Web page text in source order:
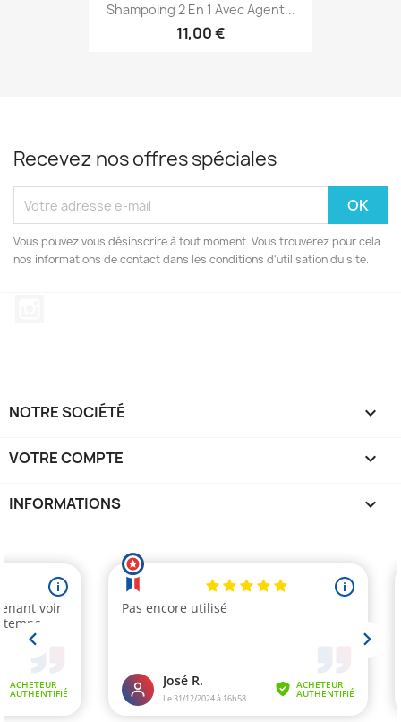
Shampoing 2 En 1 Avec Agent...
11,00 €
Recevez nos offres spéciales
Vous pouvez vous désinscrire à tout moment. Vous trouverez pour cela
nos informations de contact dans les conditions d'utilisation du site.
NOTRE SOCIÉTÉ 
VOTRE COMPTE 
INFORMATIONS keyboard_arrow_down